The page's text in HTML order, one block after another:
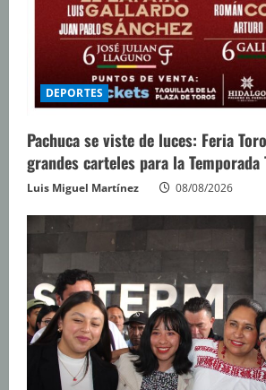
DEPORTES
Pachuca se viste de luces: Feria
grandes carteles para la
Luis Miguel Martínez 08/08/2026